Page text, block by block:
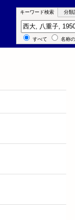
キーワード検索 分類
キーワード検索
すべて 名称